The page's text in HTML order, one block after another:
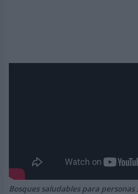
Bosques saludables para personas